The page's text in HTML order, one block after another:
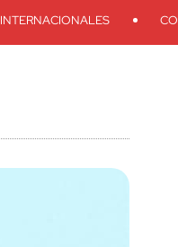
INTERNACIONALES